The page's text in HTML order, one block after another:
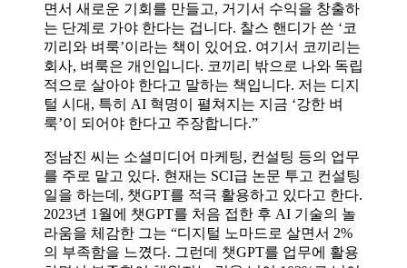
면서 새로운 기회를 만들고, 거기서 수익을 창출하
는 단계로 가야 한다는 겁니다. 찰스 핸디가 쓴 ‘코
끼리와 벼룩’이라는 책이 있어요. 여기서 코끼리는
회사, 벼룩은 개인입니다. 코끼리 밖으로 나와 독립
적으로 살아야 한다고 말하는 책입니다. 저는 디지
털 시대, 특히 AI 혁명이 펼쳐지는 지금 ‘강한 벼
룩’이 되어야 한다고 주장합니다.”
정남진 씨는 소셜미디어 마케팅, 컨설팅 등의 업무
를 주로 맡고 있다. 현재는 SCI급 논문 투고 컨설팅
일을 하는데, 챗GPT를 적극 활용하고 있다고 한다.
2023년 1월에 챗GPT를 처음 접한 후 AI 기술의 놀
라움을 체감한 그는 “디지털 노마드로 살면서 2%
의 부족함을 느꼈다. 그런데 챗GPT를 업무에 활용